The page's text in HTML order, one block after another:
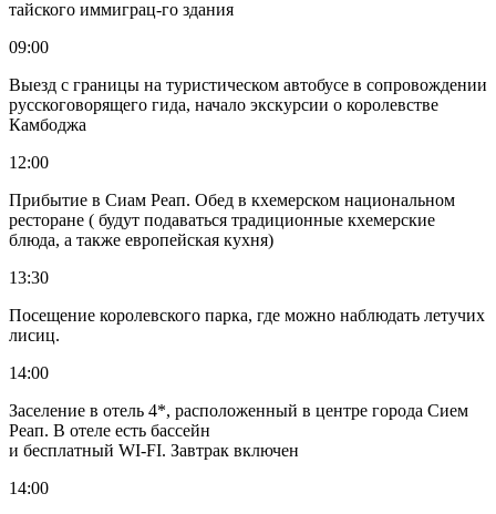
тайского иммиграц-го здания
09:00
Выезд с границы на туристическом автобусе в сопровождении
русскоговорящего гида, начало экскурсии о королевстве
Камбоджа
12:00
Прибытие в Сиам Реап. Обед в кхемерском национальном
ресторане ( будут подаваться традиционные кхемерские
блюда, а также европейская кухня)
13:30
Посещение королевского парка, где можно наблюдать летучих
лисиц.
14:00
Заселение в отель 4*, расположенный в центре города Сием
Реап. В отеле есть бассейн
и бесплатный WI-FI. Завтрак включен
14:00